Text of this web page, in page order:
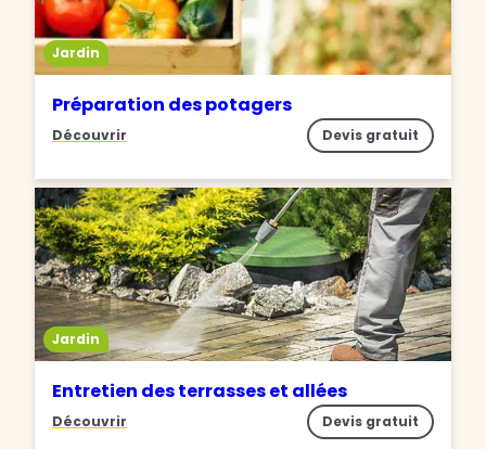
Jardin
Préparation des potagers
Découvrir Devis gratuit
Jardin
Entretien des terrasses et allées
Découvrir Devis gratuit